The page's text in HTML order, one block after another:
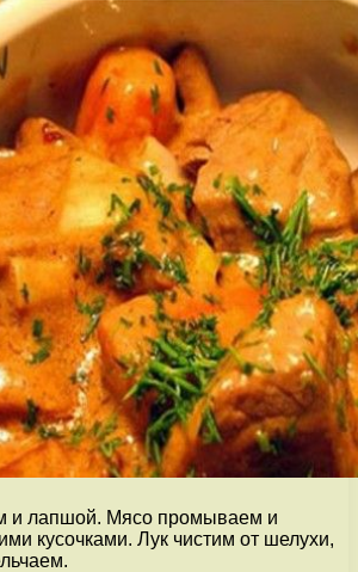
и лапшой. Мясо промываем и
кусочками. Лук чистим от шелухи,